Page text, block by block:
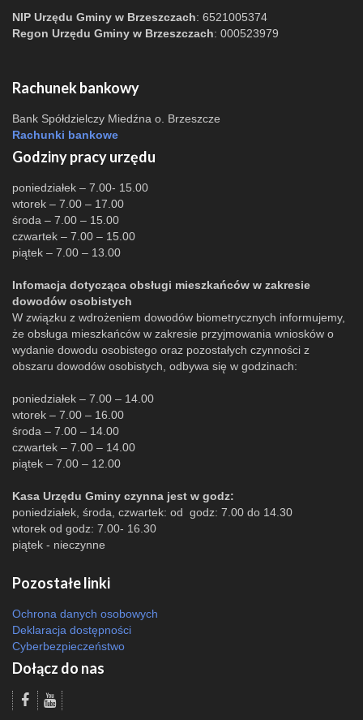
NIP Urzędu Gminy w Brzeszczach: 6521005374
Regon Urzędu Gminy w Brzeszczach: 000523979
Rachunek bankowy
Bank Spółdzielczy Miedźna o. Brzeszcze
Rachunki bankowe
Godziny pracy urzędu
poniedziałek – 7.00- 15.00
wtorek – 7.00 – 17.00
środa – 7.00 – 15.00
czwartek – 7.00 – 15.00
piątek – 7.00 – 13.00
Infomacja dotycząca obsługi mieszkańców w zakresie
dowodów osobistych
W związku z wdrożeniem dowodów biometrycznych informujemy,
że obsługa mieszkańców w zakresie przyjmowania wniosków o
wydanie dowodu osobistego oraz pozostałych czynności z
obszaru dowodów osobistych, odbywa się w godzinach:
poniedziałek – 7.00 – 14.00
wtorek – 7.00 – 16.00
środa – 7.00 – 14.00
czwartek – 7.00 – 14.00
piątek – 7.00 – 12.00
Kasa Urzędu Gminy czynna jest w godz:
poniedziałek, środa, czwartek: od godz: 7.00 do 14.30
wtorek od godz: 7.00- 16.30
piątek - nieczynne
Pozostałe linki
Ochrona danych osobowych
Deklaracja dostępności
Cyberbezpieczeństwo
Dołącz do nas